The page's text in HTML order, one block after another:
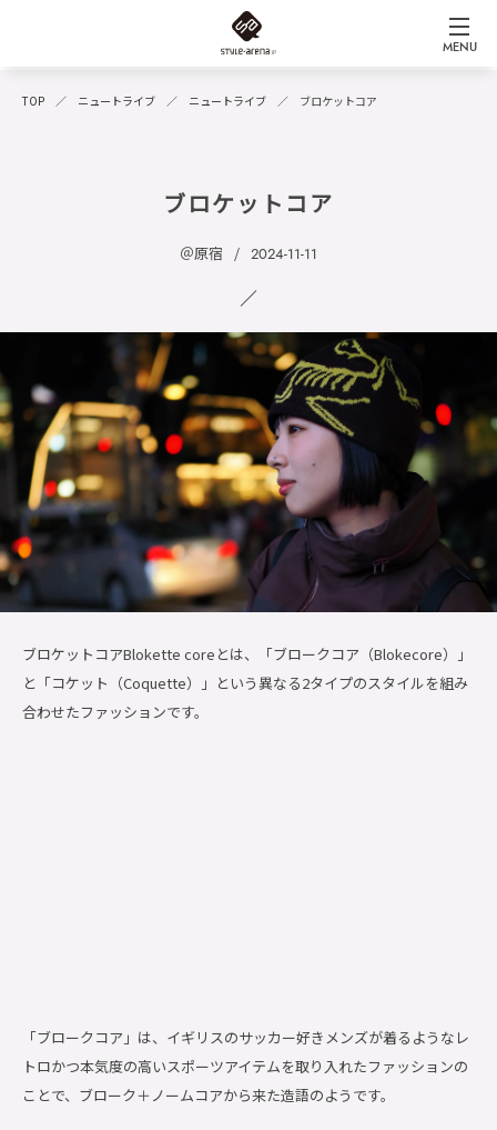
MENU
TOP ニュートライブ ニュートライブ ブロケットコア
ブロケットコア
＠原宿 2024-11-11
ブロケットコアBlokette coreとは、「ブロークコア（Blokecore）」
と「コケット（Coquette）」という異なる2タイプのスタイルを組み
合わせたファッションです。
「ブロークコア」は、イギリスのサッカー好きメンズが着るようなレ
トロかつ本気度の高いスポーツアイテムを取り入れたファッションの
ことで、ブローク＋ノームコアから来た造語のようです。